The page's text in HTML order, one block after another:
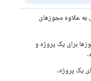
به علاوه مجوزهای
برای یک پروژه و
یک پروژه.